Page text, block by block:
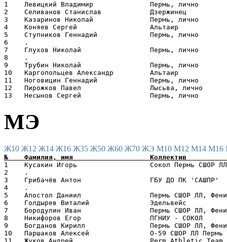
1    Левицкий Владимир              Пермь, лично
2    Селиванов Станислав            Дзержинец
3    Казаринов Николай              Пермь,
4    Коняев Сергей                  Альтаир
5    Ступников Геннадий             Пермь, лично
6    .
7    Глухов Николай                 Пермь, лично
8    .
9    Трубин Николай                 Пермь, лично
10   Каргопольцев Александр         Альтаир
11   Ноговицин Геннадий             Пермь,
12   Пирожков Павел                 Лысьва,
МЭ
Ж10 Ж12 Ж14 Ж16 Ж35 Ж50 Ж60 Ж70 ЖЭ М10 М12 М14 М16
1    Кусакин Игорь                  Сокол Пермь
2    .
3    Грибачёв Антон                 ГБУ ДО ПК
4    .
5    Апостол Даниил                 Пермь СШОР ЛЛ,
6    Голдырев Виталий               Эдельвейс
7    Бородулин Иван                 Пермь СШОР ЛЛ,
8    Никифоров Егор                 ПГНИУ -
9    Богданов Кирилл                Пермь СШОР
10   Паршаков Алексей               O-59 СШОР ЛЛ